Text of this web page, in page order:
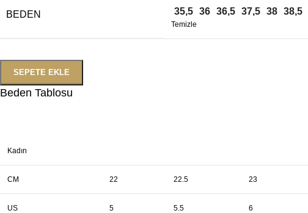
BEDEN 35,5 36 36,5 37,5 38 38,5
Temizle
SEPETE EKLE
Beden Tablosu
Kadın
CM 22 22.5 23
US 5 5.5 6